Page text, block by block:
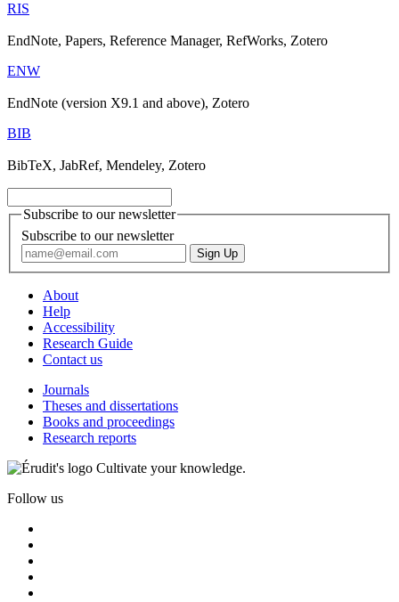
RIS
EndNote, Papers, Reference Manager, RefWorks, Zotero
ENW
EndNote (version X9.1 and above), Zotero
BIB
BibTeX, JabRef, Mendeley, Zotero
Subscribe to our newsletter
Subscribe to our newsletter
About
Help
Accessibility
Research Guide
Contact us
Journals
Theses and dissertations
Books and proceedings
Research reports
Cultivate your knowledge.
Follow us